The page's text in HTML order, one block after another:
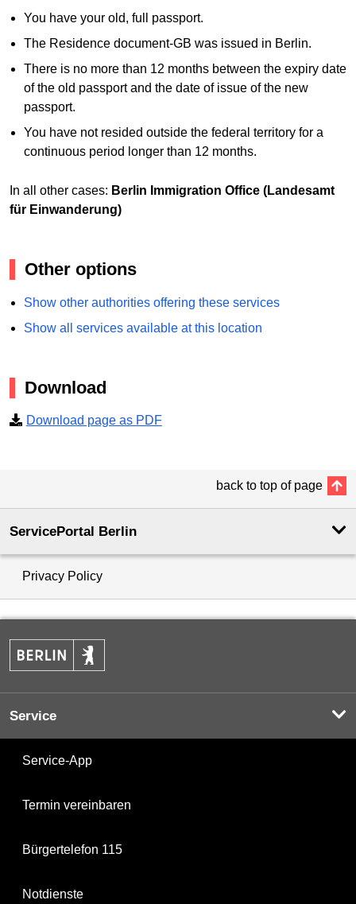
You have your old, full passport.
The Residence document-GB was issued in Berlin.
There is no more than 12 months between the expiry date
of the old passport and the date of issue of the new
passport.
You have not resided outside the federal territory for a
continuous period longer than 12 months.
In all other cases: Berlin Immigration Office (Landesamt
für Einwanderung)
Other options
Show other authorities offering these services
Show all services available at this location
Download
Download page as PDF
back to top of page
ServicePortal Berlin
Privacy Policy
Service
Service-App
Termin vereinbaren
Bürgertelefon 115
Notdienste